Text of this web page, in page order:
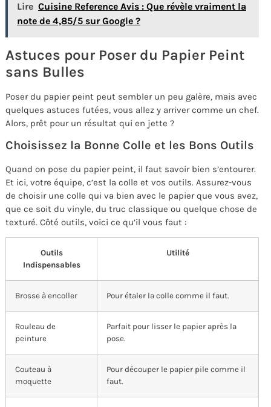
Lire Cuisine Reference Avis : Que révèle vraiment la
note de 4,85/5 sur Google ?
Astuces pour Poser du Papier Peint
sans Bulles
Poser du papier peint peut sembler un peu galère, mais avec
quelques astuces futées, vous allez y arriver comme un chef.
Alors, prêt pour un résultat qui en jette ?
Choisissez la Bonne Colle et les Bons Outils
Quand on pose du papier peint, il faut savoir bien s’entourer.
Et ici, votre équipe, c’est la colle et vos outils. Assurez-vous
de choisir une colle qui va bien avec le papier que vous avez,
que ce soit du vinyle, du truc classique ou quelque chose de
texturé. Côté outils, voici ce qu’il vous faut :
Outils
Indispensables
Utilité
Brosse à encoller Pour étaler la colle comme il faut.
Rouleau de
peinture
Parfait pour lisser le papier après la
pose.
Couteau à
moquette
Pour découper le papier pile comme il
faut.